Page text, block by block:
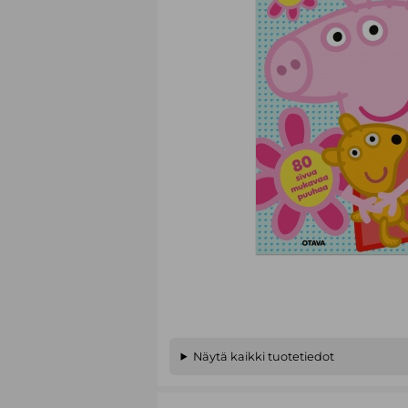
Näytä kaikki tuotetiedot